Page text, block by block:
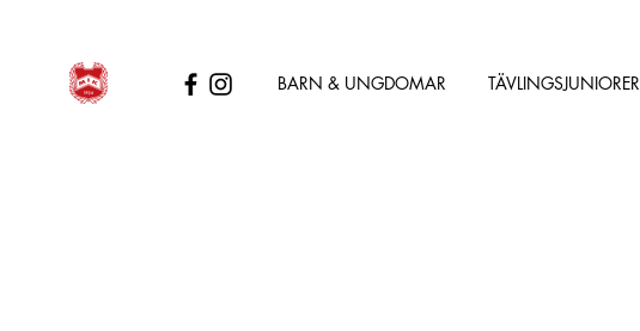
BARN & UNGDOMAR TÄVLINGSJUNIORER